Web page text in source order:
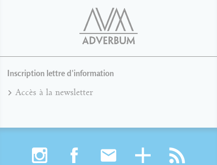
Inscription lettre d'information
Accès à la newsletter